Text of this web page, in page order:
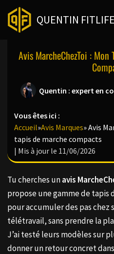
Aller
contenu
QUENTIN FITLIFE
Avis MarcheChezToi : Mon
Quentin : expert en
Vous êtes ici :
Accueil»Avis Marques»Avis
tapis de marche compacts
| Mis à jour le 11/06/2026
Tu cherches unavis
propose une gamme de tapis
pour accumuler des pas chez
télétravail, sans prendre la
J’ai testé leurs modèles sur
donner un retour concret